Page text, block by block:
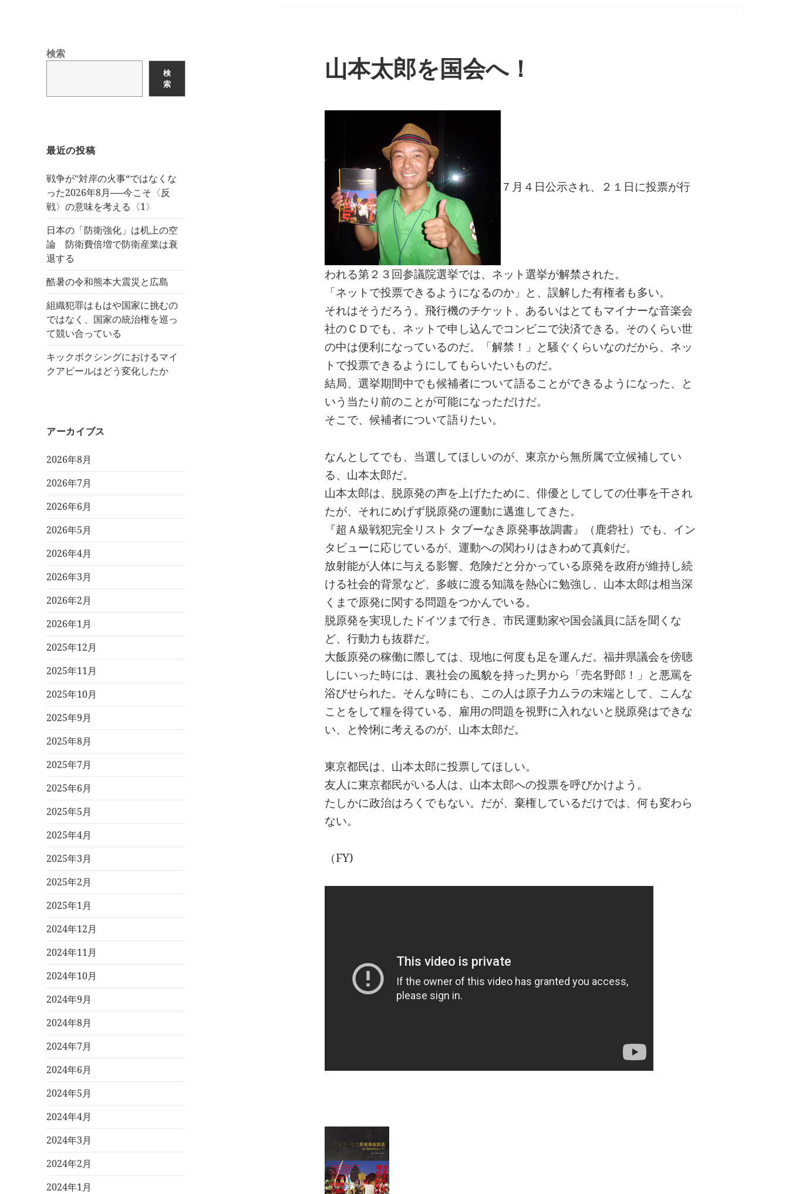
検索
検
索
最近の投稿
戦争が‟対岸の火事“ではなくな
った2026年8月──今こそ〈反
戦〉の意味を考える〈1〉
日本の「防衛強化」は机上の空
論 防衛費倍増で防衛産業は衰
退する
酷暑の令和熊本大震災と広島
組織犯罪はもはや国家に挑むの
ではなく、国家の統治権を巡っ
て競い合っている
キックボクシングにおけるマイ
クアピールはどう変化したか
アーカイブス
2026年8月
2026年7月
2026年6月
2026年5月
2026年4月
2026年3月
2026年2月
2026年1月
2025年12月
2025年11月
2025年10月
2025年9月
2025年8月
2025年7月
2025年6月
2025年5月
2025年4月
2025年3月
2025年2月
2025年1月
2024年12月
2024年11月
2024年10月
2024年9月
2024年8月
2024年7月
2024年6月
2024年5月
2024年4月
2024年3月
2024年2月
2024年1月
山本太郎を国会へ！
７月４日公示され、２１日に投票が行
われる第２３回参議院選挙では、ネット選挙が解禁された。
「ネットで投票できるようになるのか」と、誤解した有権者も多い。
それはそうだろう。飛行機のチケット、あるいはとてもマイナーな音楽会
社のＣＤでも、ネットで申し込んでコンビニで決済できる。そのくらい世
の中は便利になっているのだ。「解禁！」と騒ぐくらいなのだから、ネッ
トで投票できるようにしてもらいたいものだ。
結局、選挙期間中でも候補者について語ることができるようになった、と
いう当たり前のことが可能になっただけだ。
そこで、候補者について語りたい。
なんとしてでも、当選してほしいのが、東京から無所属で立候補してい
る、山本太郎だ。
山本太郎は、脱原発の声を上げたために、俳優としてしての仕事を干され
たが、それにめげず脱原発の運動に邁進してきた。
『超Ａ級戦犯完全リスト タブーなき原発事故調書』（鹿砦社）でも、イン
タビューに応じているが、運動への関わりはきわめて真剣だ。
放射能が人体に与える影響、危険だと分かっている原発を政府が維持し続
ける社会的背景など、多岐に渡る知識を熱心に勉強し、山本太郎は相当深
くまで原発に関する問題をつかんでいる。
脱原発を実現したドイツまで行き、市民運動家や国会議員に話を聞くな
ど、行動力も抜群だ。
大飯原発の稼働に際しては、現地に何度も足を運んだ。福井県議会を傍聴
しにいった時には、裏社会の風貌を持った男から「売名野郎！」と悪罵を
浴びせられた。そんな時にも、この人は原子力ムラの末端として、こんな
ことをして糧を得ている、雇用の問題を視野に入れないと脱原発はできな
い、と怜悧に考えるのが、山本太郎だ。
東京都民は、山本太郎に投票してほしい。
友人に東京都民がいる人は、山本太郎への投票を呼びかけよう。
たしかに政治はろくでもない。だが、棄権しているだけでは、何も変わら
ない。
（FY)